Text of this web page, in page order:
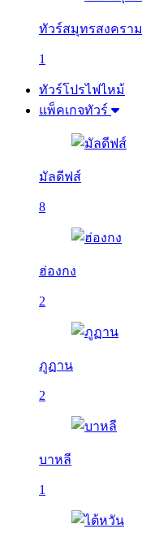
ทัวร์สมุทรสงคราม
1
ทัวร์โปรไฟไหม้
แพ็คเกจทัวร์
มัลดีฟส์
8
ฮ่องกง
2
ภูฏาน
2
บาหลี
1